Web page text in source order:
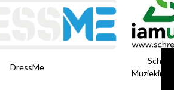
DressMe